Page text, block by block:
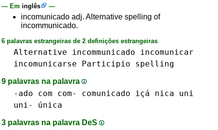
— Em inglês —
incomunicado adj. Alternative spelling of
incommunicado.
6 palavras estrangeiras de 2 definições estrangeiras
Alternative incommunicado
incomunicar
incomunicarse
Participio spelling
9 palavras na palavra
-ado com com- comunicado içá nica
uni
uni-
única
3 palavras na palavra DeS